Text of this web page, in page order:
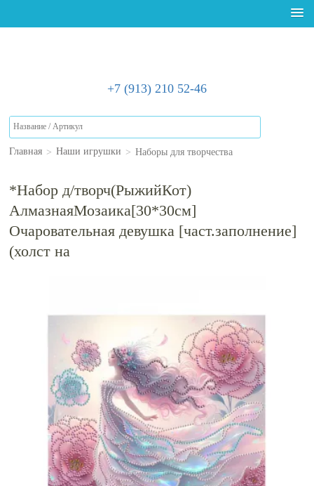
+7 (913) 210 52-46
Главная > Наши игрушки > Наборы для творчества
*Набор д/творч(РыжийКот)
АлмазнаяМозаика[30*30см]
Очаровательная девушка [част.заполнение]
(холст на